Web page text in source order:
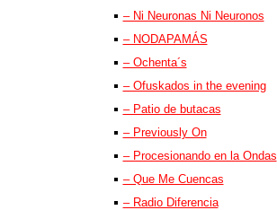
– Ni Neuronas Ni Neuronos
– NODAPAMÁS
– Ochenta´s
– Ofuskados in the evening
– Patio de butacas
– Previously On
– Procesionando en la Ondas
– Que Me Cuencas
– Radio Diferencia